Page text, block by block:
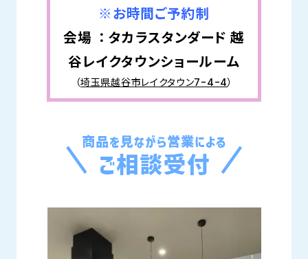
※お時間ご予約制
会場 ： タカラスタンダード 越
谷レイクタウンショールーム
（埼玉県越谷市レイクタウン7-4-4）